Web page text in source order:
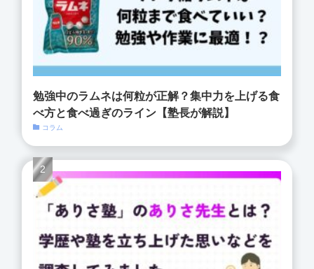
勉強中のラムネは何粒が正解？集中力を上げる食
べ方と食べ過ぎのライン【塾長が解説】
コラム